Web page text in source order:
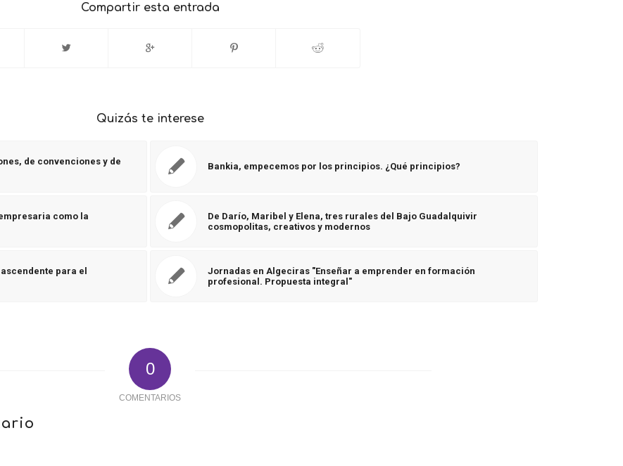
Compartir esta entrada
Quizás te interese
de convenciones y de
Bankia, empecemos por los principios. ¿Qué principios?
como la
De Darío, Maribel y Elena, tres rurales del Bajo Guadalquivir
cosmopolitas, creativos y modernos
para el
Jornadas en Algeciras "Enseñar a emprender en formación
profesional. Propuesta integral"
0
COMENTARIOS